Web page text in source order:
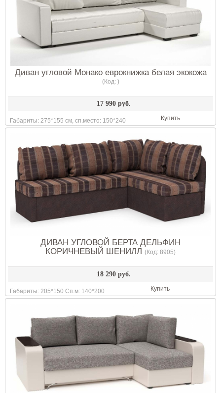
Диван угловой Монако еврокнижка белая экокожа
(Код: )
17 990 руб.
Габариты: 275*155 см, сп.место: 150*240 Купить
ДИВАН УГЛОВОЙ БЕРТА ДЕЛЬФИН
КОРИЧНЕВЫЙ ШЕНИЛЛ (Код: 8905)
18 290 руб.
Габариты: 205*150 Сп.м: 140*200 Купить